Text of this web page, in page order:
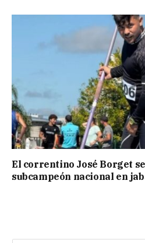
El correntino José Borget
subcampeón nacional en